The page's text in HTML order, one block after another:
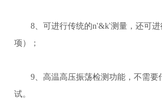
8、可进行传统的n'&k'测量，还可进
项）；
9、高温高压振荡检测功能，不需要
试。